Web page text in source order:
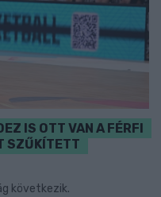
IS OTT VAN A FÉRFI
SZŰKÍTETT
következik.